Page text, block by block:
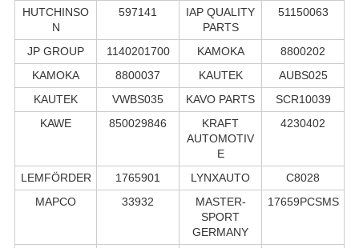
HUTCHINSO
N
597141
IAP QUALITY
PARTS
51150063
JP GROUP 1140201700 KAMOKA
8800202
KAMOKA
8800037 KAUTEK
AUBS025
KAUTEK
VWBS035 KAVO PARTS
SCR10039
KAWE
850029846
KRAFT
AUTOMOTIV
E
4230402
LEMFÖRDER 1765901 LYNXAUTO
C8028
MAPCO
33932
MASTER-
SPORT
GERMANY
17659PCSMS